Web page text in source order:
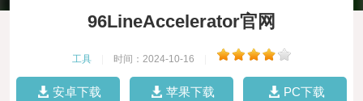
96LineAccelerator官网
工具 时间：2024-10-16
安卓下载 苹果下载 PC下载